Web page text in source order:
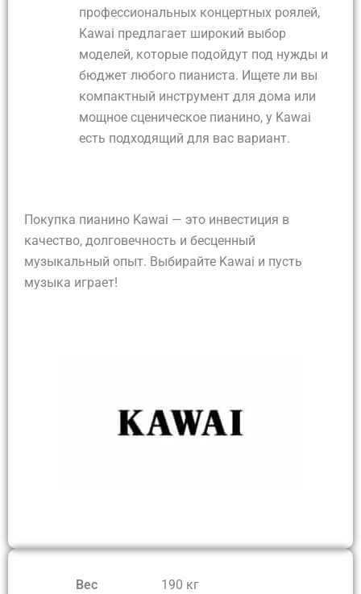
профессиональных концертных роялей,
Kawai предлагает широкий выбор
моделей, которые подойдут под нужды и
бюджет любого пианиста. Ищете ли вы
компактный инструмент для дома или
мощное сценическое пианино, у Kawai
есть подходящий для вас вариант.
Покупка пианино Kawai — это инвестиция в
качество, долговечность и бесценный
музыкальный опыт. Выбирайте Kawai и пусть
музыка играет!
Вес 190 кг